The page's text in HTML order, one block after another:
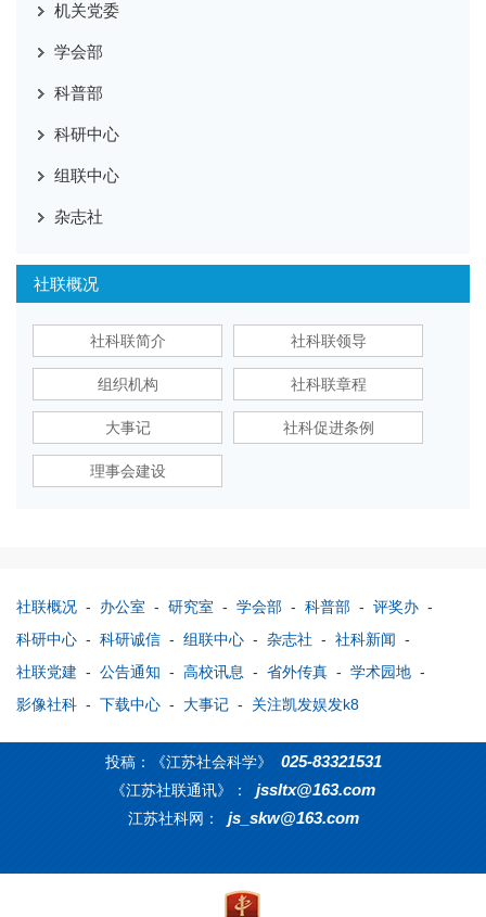
机关党委
学会部
科普部
科研中心
组联中心
杂志社
社联概况
社科联简介 社科联领导
组织机构 社科联章程
大事记 社科促进条例
理事会建设
社联概况 - 办公室 - 研究室 - 学会部 - 科普部 - 评奖办 -
科研中心 - 科研诚信 - 组联中心 - 杂志社 - 社科新闻 -
社联党建 - 公告通知 - 高校讯息 - 省外传真 - 学术园地 -
影像社科 - 下载中心 - 大事记 - 关注凯发娱发k8
投稿：《江苏社会科学》 025-83321531
《江苏社联通讯》： jssltx@163.com
江苏社科网： js_skw@163.com